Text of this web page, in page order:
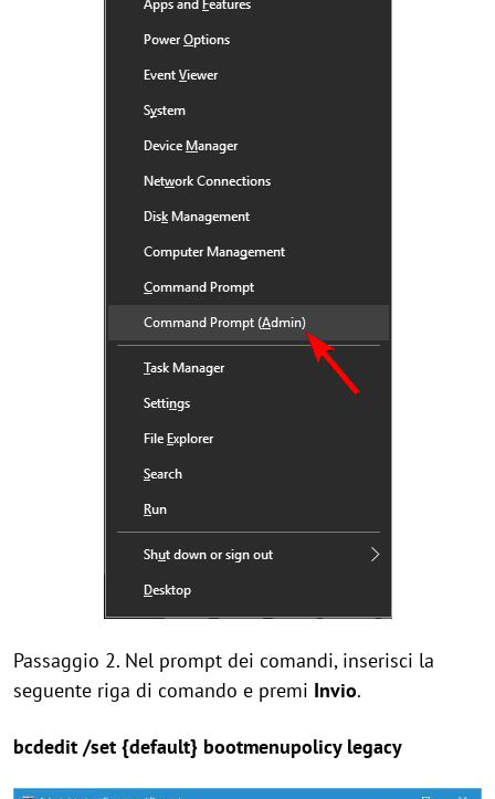
Passaggio 2. Nel prompt dei comandi, inserisci la
seguente riga di comando e premi Invio.
bcdedit /set {default} bootmenupolicy legacy